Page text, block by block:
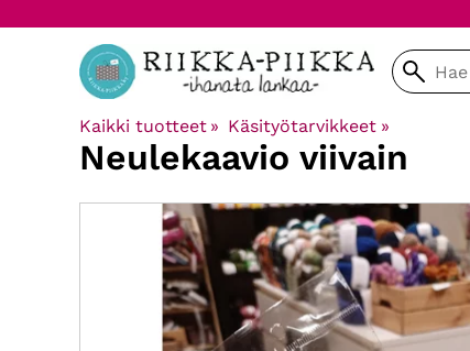
Kaikki tuotteet ‪» Käsityötarvikkeet ‪»
Neulekaavio viivain